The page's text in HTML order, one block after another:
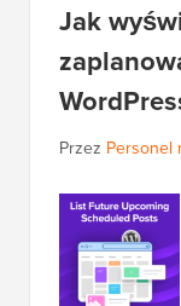
Jak
Przez Personel